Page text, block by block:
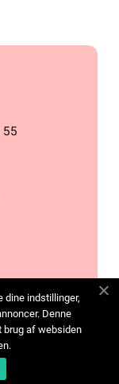
dine indstillinger,
Denne
brug af websiden